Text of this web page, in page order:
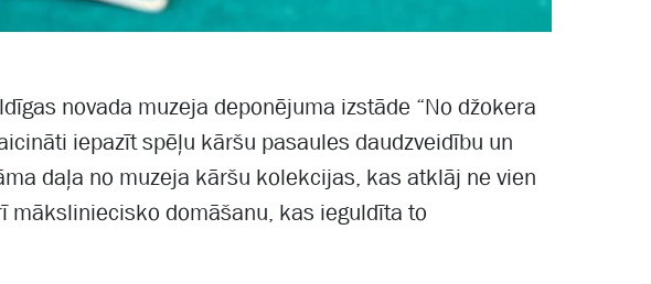
novada muzeja deponējuma izstāde “No džokera
iepazīt spēļu kāršu pasaules daudzveidību un
daļa no muzeja kāršu kolekcijas, kas atklāj ne vien
māksliniecisko domāšanu, kas ieguldīta to